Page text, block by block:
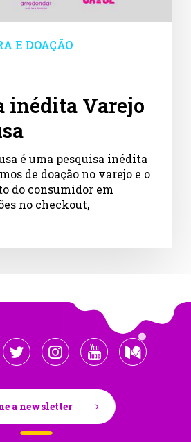
E DOAÇÃO
inédita Varejo
é uma pesquisa inédita
de doação no varejo e o
do consumidor em
no checkout,
a newsletter